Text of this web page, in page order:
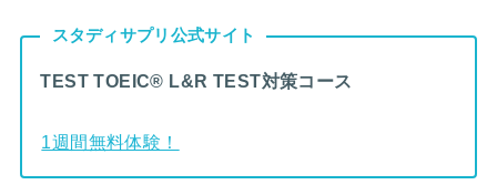
スタディサプリ公式サイト
TEST TOEIC® L&R TEST対策コース
1週間無料体験！